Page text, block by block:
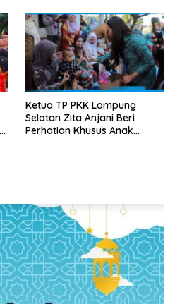
Ketua TP PKK Lampung
Selatan Zita Anjani Beri
Perhatian Khusus Anak